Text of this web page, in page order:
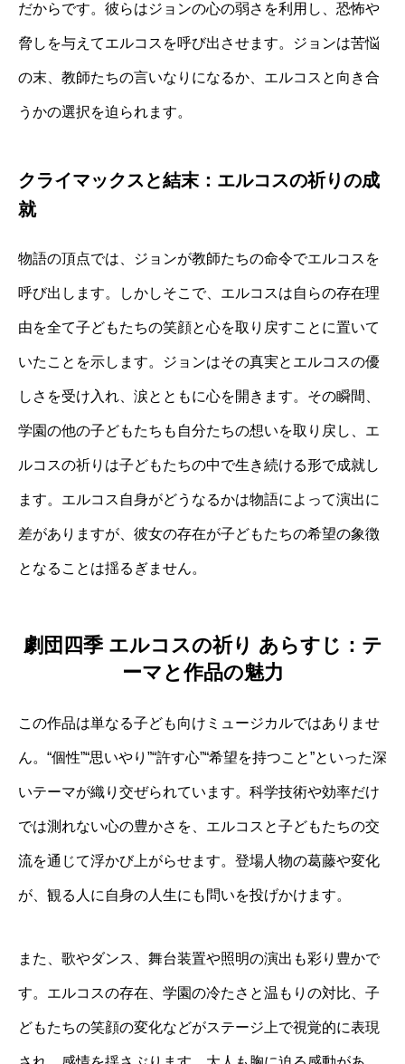
だからです。彼らはジョンの心の弱さを利用し、恐怖や
脅しを与えてエルコスを呼び出させます。ジョンは苦悩
の末、教師たちの言いなりになるか、エルコスと向き合
うかの選択を迫られます。
クライマックスと結末：エルコスの祈りの成
就
物語の頂点では、ジョンが教師たちの命令でエルコスを
呼び出します。しかしそこで、エルコスは自らの存在理
由を全て子どもたちの笑顔と心を取り戻すことに置いて
いたことを示します。ジョンはその真実とエルコスの優
しさを受け入れ、涙とともに心を開きます。その瞬間、
学園の他の子どもたちも自分たちの想いを取り戻し、エ
ルコスの祈りは子どもたちの中で生き続ける形で成就し
ます。エルコス自身がどうなるかは物語によって演出に
差がありますが、彼女の存在が子どもたちの希望の象徴
となることは揺るぎません。
劇団四季 エルコスの祈り あらすじ：テ
ーマと作品の魅力
この作品は単なる子ども向けミュージカルではありませ
ん。“個性”“思いやり”“許す心”“希望を持つこと”といった深
いテーマが織り交ぜられています。科学技術や効率だけ
では測れない心の豊かさを、エルコスと子どもたちの交
流を通じて浮かび上がらせます。登場人物の葛藤や変化
が、観る人に自身の人生にも問いを投げかけます。
また、歌やダンス、舞台装置や照明の演出も彩り豊かで
す。エルコスの存在、学園の冷たさと温もりの対比、子
どもたちの笑顔の変化などがステージ上で視覚的に表現